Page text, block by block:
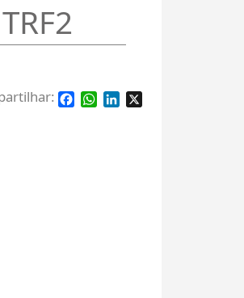
Facebook
WhatsApp
LinkedIn